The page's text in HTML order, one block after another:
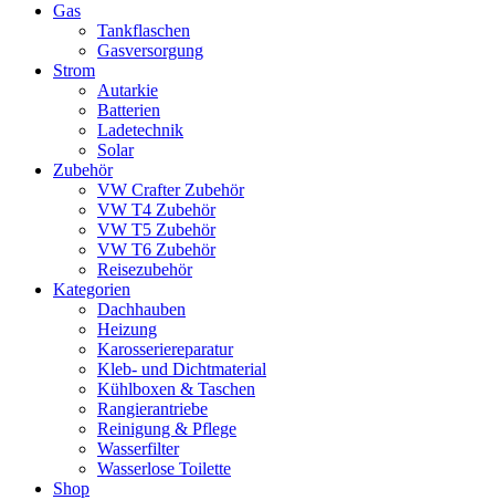
Gas
Tankflaschen
Gasversorgung
Strom
Autarkie
Batterien
Ladetechnik
Solar
Zubehör
VW Crafter Zubehör
VW T4 Zubehör
VW T5 Zubehör
VW T6 Zubehör
Reisezubehör
Kategorien
Dachhauben
Heizung
Karosseriereparatur
Kleb- und Dichtmaterial
Kühlboxen & Taschen
Rangierantriebe
Reinigung & Pflege
Wasserfilter
Wasserlose Toilette
Shop